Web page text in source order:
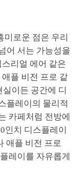
미로운 점은 우리
어 서는 가능성을
리얼 에어 같은
플 비전 프로 같
이든 공간에 디
플레이의 물리적
카페처럼 전방에
인치 디스플레이
애플 비전 프로
레이를 자유롭게